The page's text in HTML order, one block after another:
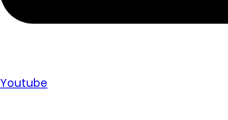
Youtube